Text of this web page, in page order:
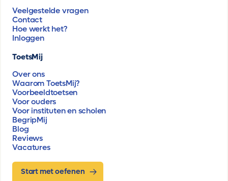
Veelgestelde vragen
Contact
Hoe werkt het?
Inloggen
ToetsMij
Over ons
Waarom ToetsMij?
Voorbeeldtoetsen
Voor ouders
Voor instituten en scholen
BegripMij
Blog
Reviews
Vacatures
Start met oefenen